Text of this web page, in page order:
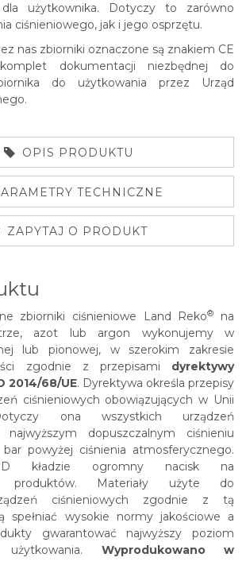
dla użytkownika. Dotyczy to zarówno
ciśnieniowego, jak i jego osprzętu.
nas zbiorniki oznaczone są znakiem CE
dokumentacji niezbędnej do
do użytkowania przez Urząd
OPIS PRODUKTU
TECHNICZNE
ZAPYTAJ O PRODUKT
zbiorniki ciśnieniowe Land Reko®
na
azot lub argon wykonujemy w
lub pionowej, w szerokim zakresie
zgodnie z przepisami dyrektywy
2014/68/UE. Dyrektywa określa przepisy
ciśnieniowych obowiązujących w Unii
ona wszystkich urządzeń
dopuszczalnym ciśnieniu
powyżej ciśnienia atmosferycznego.
kładzie ogromny nacisk na
produktów. Materiały użyte do
ciśnieniowych zgodnie z tą
spełniać wysokie normy jakościowe a
gwarantować najwyższy poziom
użytkowania. Wyprodukowano w